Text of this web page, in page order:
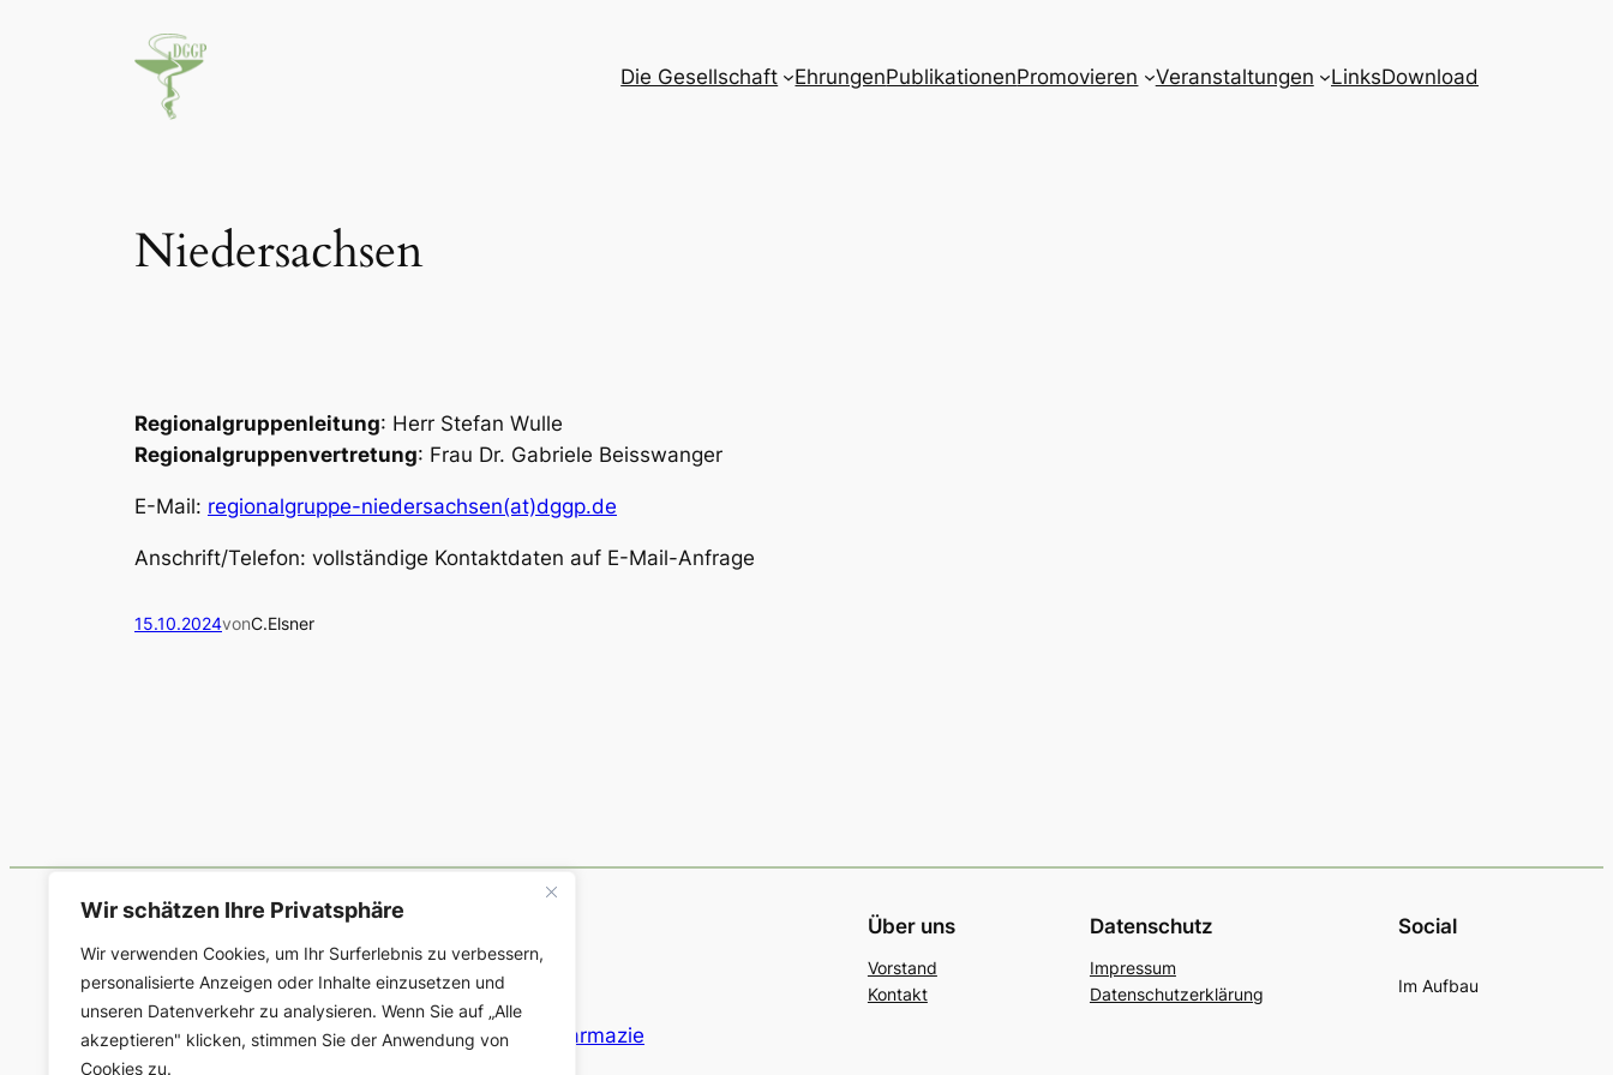
Wir schätzen Ihre Privatsphäre
Wir verwenden Cookies, um Ihr Surferlebnis zu verbessern,
personalisierte Anzeigen oder Inhalte einzusetzen und
unseren Datenverkehr zu analysieren. Wenn Sie auf „Alle
akzeptieren" klicken, stimmen Sie der Anwendung von
Cookies zu.
Die Gesellschaft EhrungenPublikationenPromovieren Veranstaltungen LinksDownload
Niedersachsen
Regionalgruppenleitung: Herr Stefan Wulle
Regionalgruppenvertretung: Frau Dr. Gabriele Beisswanger
E-Mail: regionalgruppe-niedersachsen(at)dggp.de
Anschrift/Telefon: vollständige Kontaktdaten auf E-Mail-Anfrage
15.10.2024vonC.Elsner
Deutsche Gesellschaft für Geschichte der Pharmazie
Über uns
Vorstand
Kontakt
Datenschutz
Impressum
Datenschutzerklärung
Social
Im Aufbau